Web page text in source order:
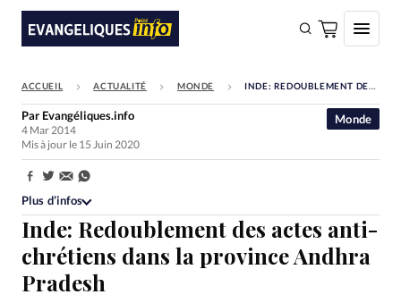
FAIRE UN DON
Faire un don
Société
Monde
Bible
Toute l'actualité
ACCUEIL ACTUALITÉ MONDE INDE: REDOUBLEMENT DES ACTES ANTI-CHRÉTIENS DANS LA PROVINCE ANDHRA PRADESH
Inde: Redoublement des actes anti-
chrétiens dans la province Andhra
Pradesh
Monde
Par Evangéliques.info
4 Mar 2014
Mis à jour le 15 Juin 2020
Partager:
Plus d’infos